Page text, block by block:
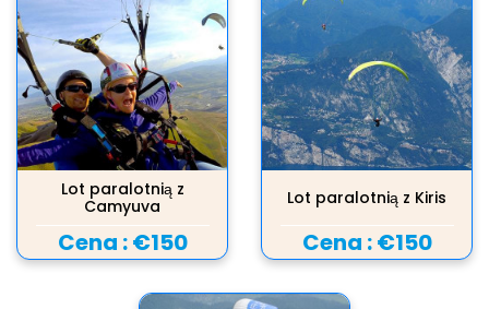
Lot paralotnią z
Camyuva
Cena :€150
Lot paralotnią z Kiris
Cena :€150